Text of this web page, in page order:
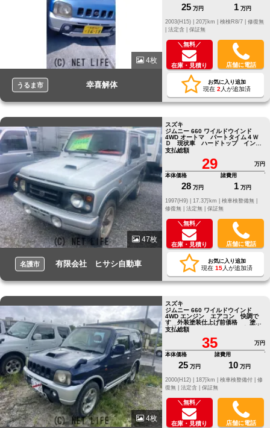
4枚
うるま市 幸喜解体
25 万円 1 万円
修復無
法定含 | 保証無
＼無料／
在庫・見積り 店舗に電話
お気に入り追加
現在 2 人が追加済
47枚
名護市 有限会社 ヒサシ自動車
スズキ
ジムニー 660 ワイルドウインド
4WD オートマ パートタイム４Ｗ
Ｄ 現状車 ハードトップ インタ
ークーラーターボ
支払総額
29
万円
本体価格
28 万円
諸費用
1 万円
修復無 | 法定無 | 保証無
＼無料／
在庫・見積り 店舗に電話
お気に入り追加
現在 15人が追加済
4枚
スズキ
ジムニー 660 ワイルドウインド
4WD エンジン エアコン 快調で
す 外装塗装仕上げ前価格 塗装
工場が空き次第塗装予定 価格変
更
支払総額
35
万円
本体価格
25 万円
諸費用
10 万円
修
復無 | 法定含 | 保証無
＼無料／
在庫・見積り 店舗に電話